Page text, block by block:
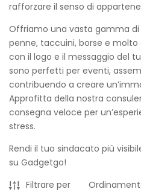
rafforzare il senso di
Offriamo una vasta gamma
penne, taccuini, borse e
con il logo e il messaggio del
sono perfetti per eventi,
contribuendo a creare
Approfitta della nostra
consegna veloce per
stress.
Rendi il tuo sindacato più
su Gadgetgo!
Filtrare per